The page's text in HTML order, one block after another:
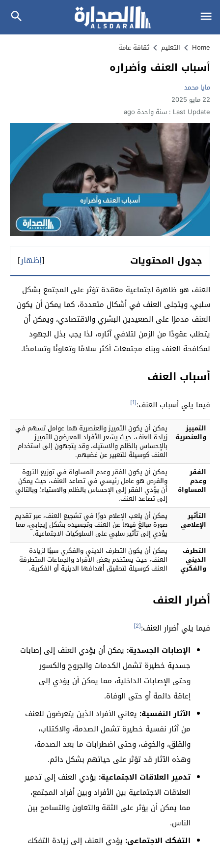
Home التعليم ثقافة عامة
أسباب العنف وأضراره
مايا محمد
22 مايو 2025
Last Update : سنة واحدة ago
جدول المحتويات [إظهار]
العنف هو ظاهرة اجتماعية معقدة تؤثر على المجتمع بشكل
سلبي، ويتجلى العنف في أشكال متعددة، كما يمكن أن يكون
العنف مدمرًا على الصعيدين البشري والاقتصادي، ويمكن أن
يتطلب عقودًا من الزمن لتلافي آثاره، لذا يجب بذل الجهود
لمكافحة العنف وبناء مجتمعات أكثر سلامًا وتعاونًا وتسامحًا.
أسباب العنف
فيما يلي أسباب العنف:[1]
التمييز
والعنصرية
يمكن أن يكون التمييز والعنصرية هما عوامل تسهم في
زيادة العنف، حيث يشعر الأفراد المعرضون للتمييز
بالإحساس بالظلم والاستياء، وقد يتجهون إلى استخدام
العنف كوسيلة للتعبير عن غضبهم.
الفقر
وعدم
المساواة
يمكن أن يكون الفقر وعدم المساواة في توزيع الثروة
والفرص هو عامل رئيسي في تصاعد العنف، حيث يمكن
أن يؤدي الفقر إلى الإحساس بالظلم والاستياء؛ وبالتالي
إلى تصاعد العنف.
التأثير
الإعلامي
يمكن أن يلعب الإعلام دورًا في تشجيع العنف، عبر تقديم
صورة مبالغ فيها عن العنف وتجسيده بشكل إيجابي، مما
يؤدي إلى تأثير سلبي على السلوكيات الاجتماعية.
التطرف
الديني
والفكري
يمكن أن يكون التطرف الديني والفكري سببًا لزيادة
العنف، حيث يستخدم بعض الأفراد والجماعات المتطرفة
العنف كوسيلة لتحقيق أهدافها الدينية أو الفكرية.
أضرار العنف
فيما يلي أضرار العنف:[2]
الإصابات الجسدية: يمكن أن يؤدي العنف إلى إصابات
جسدية خطيرة تشمل الكدمات والجروح والكسور
وحتى الإصابات الداخلية، مما يمكن أن يؤدي إلى
إعاقة دائمة أو حتى الوفاة.
الآثار النفسية: يعاني الأفراد الذين يتعرضون للعنف
من آثار نفسية خطيرة تشمل الصدمة، والاكتئاب،
والقلق، والخوف، وحتى اضطرابات ما بعد الصدمة،
وهذه الآثار قد تؤثر على حياتهم بشكل دائم.
تدمير العلاقات الاجتماعية: يؤدي العنف إلى تدمير
العلاقات الاجتماعية بين الأفراد وبين أفراد المجتمع،
مما يمكن أن يؤثر على الثقة والتعاون والتسامح بين
الناس.
التفكك الاجتماعي: يؤدي العنف إلى زيادة التفكك